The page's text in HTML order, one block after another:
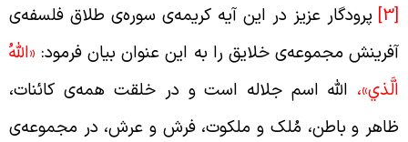
پرودگار عزیز در این آیه کریمه‌ی سوره‌ی طلاق فلسفه‌ی
مجموعه‌ی خلایق را به این عنوان بیان فرمود:«اللَّهُ
الله اسم جلاله است و در خلقت همه‌ی کائنات،
و باطن، مُلک و ملکوت، فرش و عرش، در مجموعه‌ی